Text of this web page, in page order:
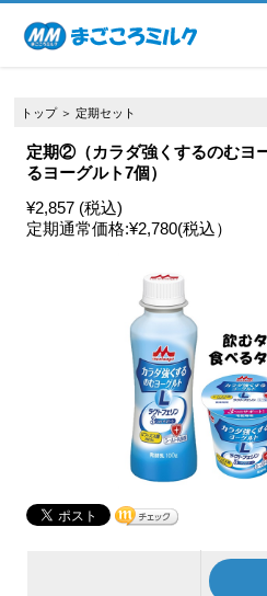
トップ ＞ 定期セット
定期②（カラダ強くするのむヨ
るヨーグルト7個）
¥2,857 (税込)
定期通常価格:¥2,780(税込）